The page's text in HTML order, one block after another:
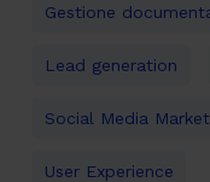
Gestione
Lead generation
Social Media
User Experience